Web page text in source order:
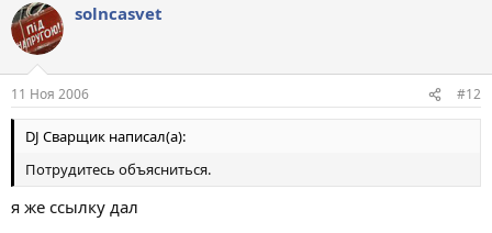
solncasvet
11 Ноя 2006 #12
DJ Сварщик написал(а):
Потрудитесь объясниться.
я же ссылку дал